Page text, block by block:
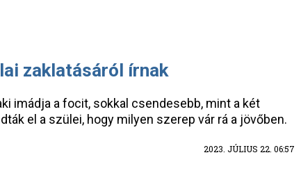
zaklatásáról írnak
imádja a focit, sokkal csendesebb, mint a két
el a szülei, hogy milyen szerep vár rá a jövőben.
2023. JÚLIUS 22. 06:57